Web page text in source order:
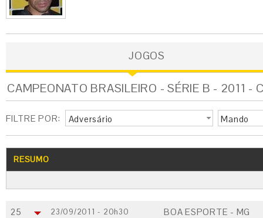
JOGOS
CAMPEONATO BRASILEIRO - SÉRIE B - 2011 -
FILTRE POR: Adversário Mando
RESUMO
25 23/09/2011 - 20h30 BOA ESPORTE - MG